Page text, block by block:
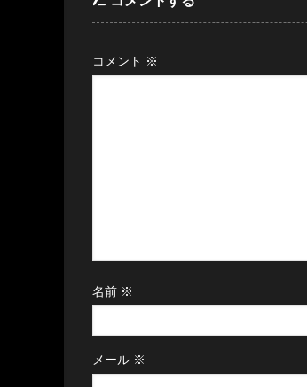
コメント ※
名前 ※
メール ※